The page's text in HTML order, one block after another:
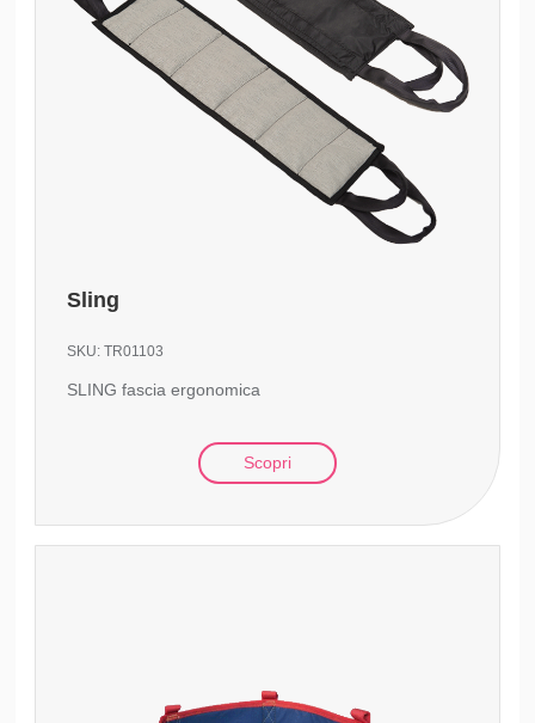
Sling
SKU:TR01103
SLING fascia ergonomica
Scopri